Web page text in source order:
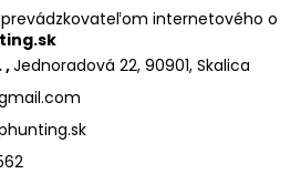
internetového o
,Jednoradová 22, 90901, Skalica